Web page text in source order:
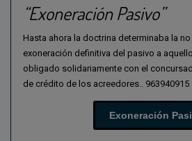
“Exoneración Pasivo”
Hasta ahora la doctrina determinaba la
exoneración definitiva del pasivo a
obligado solidariamente con el
de crédito de los acreedores.. 963940915
Exoneración